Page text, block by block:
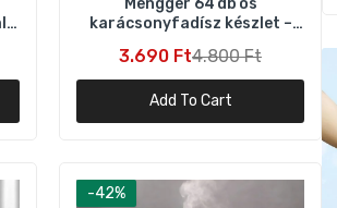
hangulatvilágítással,
Mengger 64 db os
karácsonyfadísz készlet –
3.690 Ft4.800 Ft
Add To Cart
-42%